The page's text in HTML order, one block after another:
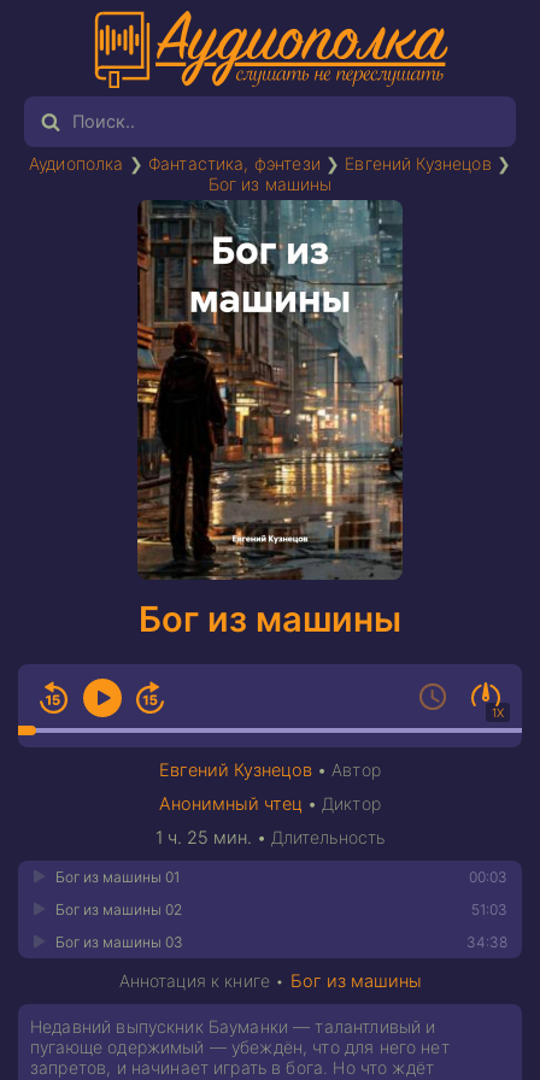
Аудиополка ❯ Фантастика, фэнтези ❯ Евгений Кузнецов ❯
Бог из машины
Бог из машины
1X
Евгений Кузнецов •Автор
Анонимный чтец •Диктор
1 ч. 25 мин. • Длительность
00:03
Бог из машины 01
51:03
Бог из машины 02
34:38
Бог из машины 03
Аннотация к книге • Бог из машины
Недавний выпускник Бауманки — талантливый и
пугающе одержимый — убеждён, что для него нет
запретов, и начинает играть в бога. Но что ждёт